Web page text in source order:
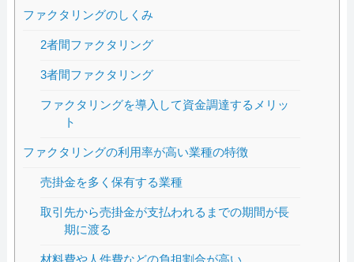
ファクタリングのしくみ
2者間ファクタリング
3者間ファクタリング
ファクタリングを導入して資金調達するメリッ
ト
ファクタリングの利用率が高い業種の特徴
売掛金を多く保有する業種
取引先から売掛金が支払われるまでの期間が長
期に渡る